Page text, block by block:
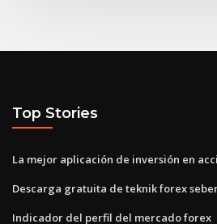
Top Stories
La mejor aplicación de inversión en
Descarga gratuita de teknik forex
Indicador del perfil del mercado forex